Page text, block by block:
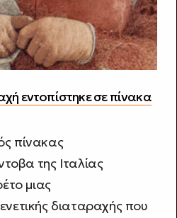
εντοπίστηκε σε πίνακα
πίνακας
της Ιταλίας
μιας
διαταραχής που